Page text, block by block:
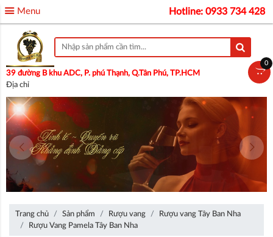
Menu Hotline: 0933 734 428
39 đường B khu ADC, P. phú Thạnh, Q.Tân Phú, TP.HCM
Địa chỉ
Trang chủ Sản phẩm Rượu vang
Rượu vang Tây Ban Nha
Rượu Vang Pamela Tây Ban Nha
0